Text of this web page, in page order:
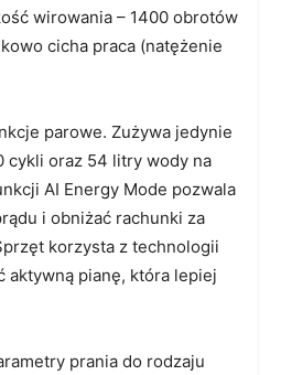
wirowania – 1400 obrotów
cicha praca (natężenie
parowe. Zużywa jedynie
cykli oraz 54 litry wody na
AI Energy Mode pozwala
i obniżać rachunki za
korzysta z technologii
aktywną pianę, która lepiej
prania do rodzaju